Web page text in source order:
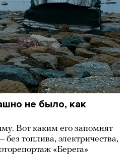
не было, как
Вот каким его запомнят
топлива, электричества,
«Берега»